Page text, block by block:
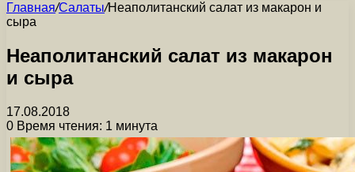
Главная/Салаты/Неаполитанский салат из макарон и
сыра
Неаполитанский салат из макарон
и сыра
17.08.2018
0 Время чтения: 1 минута